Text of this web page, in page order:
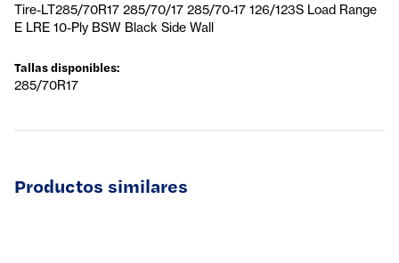
Tire-LT285/70R17 285/70/17 285/70-17 126/123S Load Range
E LRE 10-Ply BSW Black Side Wall
Tallas disponibles:
285/70R17
Productos similares